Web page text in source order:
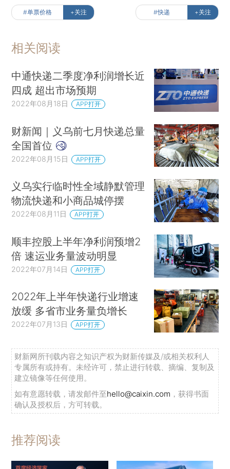
#单票价格 +关注 #快递 +关注
相关阅读
中通快递二季度净利润增长近
四成 超出市场预期
2022年08月18日 APP打开
财新闻｜义乌前七月快递总量
全国首位
2022年08月15日 APP打开
义乌实行临时性全域静默管理
物流快递和小商品城停摆
2022年08月11日 APP打开
顺丰控股上半年净利润预增2
倍 速运业务量波动明显
2022年07月14日 APP打开
2022年上半年快递行业增速
放缓 多省市业务量负增长
2022年07月13日 APP打开
财新网所刊载内容之知识产权为财新传媒及/或相关权利人
专属所有或持有。未经许可，禁止进行转载、摘编、复制及
建立镜像等任何使用。
如有意愿转载，请发邮件至hello@caixin.com ，获得书面
确认及授权后，方可转载。
推荐阅读